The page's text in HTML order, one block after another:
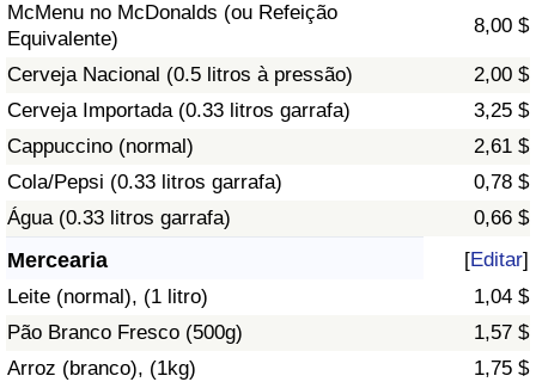
McMenu no McDonalds (ou Refeição
Equivalente)
8,00 $
Cerveja Nacional (0.5 litros à pressão)
2,00 $
Cerveja Importada (0.33 litros garrafa)
3,25 $
Cappuccino (normal)
2,61 $
Cola/Pepsi (0.33 litros garrafa)
0,78 $
Água (0.33 litros garrafa)
0,66 $
Mercearia [Editar]
Leite (normal), (1 litro)
1,04 $
Pão Branco Fresco (500g)
1,57 $
Arroz (branco), (1kg)
1,75 $
em Aqaba
Crime
Taxa do Indicador de Crime (Atual)
Indicador de Crime
Índice de criminalidade por país
Saúde
Indicador de Saúde (Atual)